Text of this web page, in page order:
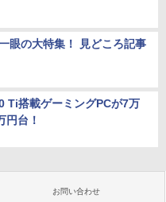
眼の大特集！ 見どころ記事
Ti搭載ゲーミングPCが7万
円台！
お問い合わせ